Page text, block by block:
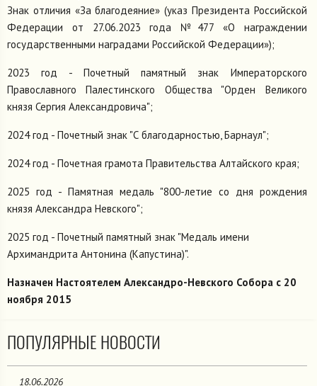
Знак отличия «За благодеяние» (указ Президента Российской
Федерации от 27.06.2023 года №477 «О награждении
государственными наградами Российской Федерации»);
2023 год - Почетный памятный знак Императорского
Православного Палестинского Общества "Орден Великого
князя Сергия Александровича";
2024 год - Почетный знак "С благодарностью, Барнаул";
2024 год - Почетная грамота Правительства Алтайского края;
2025 год - Памятная медаль "800-летие со дня рождения
князя Александра Невского";
2025 год - Почетный памятный знак "Медаль имени
Архимандрита Антонина (Капустина)".
Назначен Настоятелем Александро-Невского Собора с 20
ноября 2015
ПОПУЛЯРНЫЕ НОВОСТИ
18.06.2026